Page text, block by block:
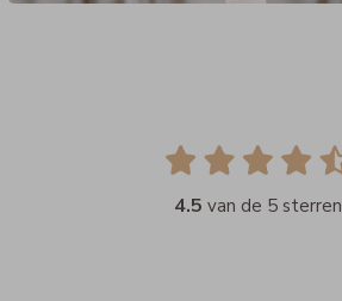
4.5 van de 5 sterren